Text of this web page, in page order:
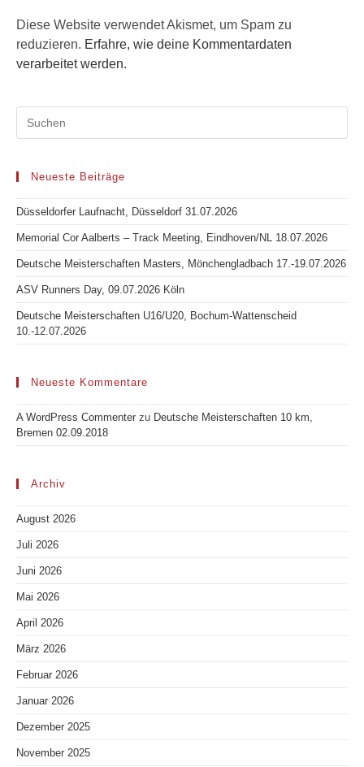
Diese Website verwendet Akismet, um Spam zu
reduzieren. Erfahre, wie deine Kommentardaten
verarbeitet werden.
Neueste Beiträge
Düsseldorfer Laufnacht, Düsseldorf 31.07.2026
Memorial Cor Aalberts – Track Meeting, Eindhoven/NL 18.07.2026
Deutsche Meisterschaften Masters, Mönchengladbach 17.-19.07.2026
ASV Runners Day, 09.07.2026 Köln
Deutsche Meisterschaften U16/U20, Bochum-Wattenscheid
10.-12.07.2026
Neueste Kommentare
A WordPress Commenter zu Deutsche Meisterschaften 10 km,
Bremen 02.09.2018
Archiv
August 2026
Juli 2026
Juni 2026
Mai 2026
April 2026
März 2026
Februar 2026
Januar 2026
Dezember 2025
November 2025